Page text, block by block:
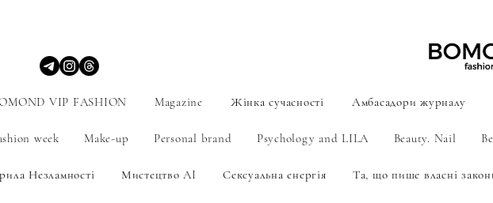
VIP FASHION Magazine Жінка сучасності Амбасадори журналу
week Make-up Personal brand Psychology and LILA Beauty. Nail
Незламності Мистецтво AI Сексуальна енергія Та, що пише власні